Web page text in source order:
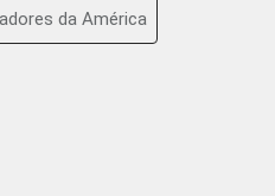
da América